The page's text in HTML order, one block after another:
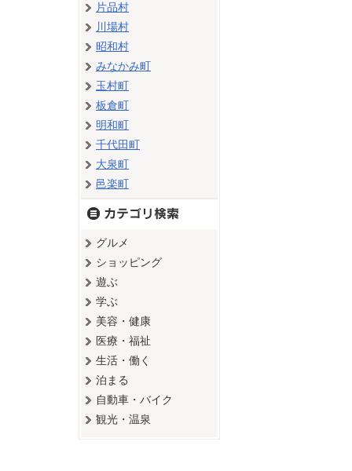
片品村
川場村
昭和村
みなかみ町
玉村町
板倉町
明和町
千代田町
大泉町
邑楽町
グルメ
ショッピング
遊ぶ
学ぶ
美容・健康
医療・福祉
生活・働く
泊まる
自動車・バイク
観光・温泉